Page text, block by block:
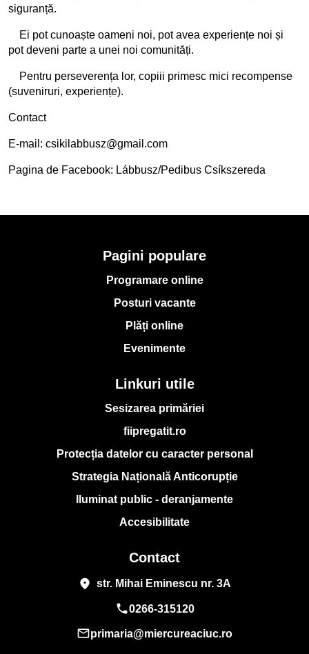
siguranță.
Ei pot cunoaște oameni noi, pot avea experiențe noi și
pot deveni parte a unei noi comunități.
Pentru perseverența lor, copiii primesc mici recompense
(suveniruri, experiențe).
Contact
E-mail: csikilabbusz@gmail.com
Pagina de Facebook: Lábbusz/Pedibus Csíkszereda
Pagini populare
Programare online
Posturi vacante
Plăți online
Evenimente
Linkuri utile
Sesizarea primăriei
fiipregatit.ro
Protecția datelor cu caracter personal
Strategia Națională Anticorupție
Iluminat public - deranjamente
Accesibilitate
Contact
place str. Mihai Eminescu nr. 3A
phone0266-315120
mail_outlineprimaria@miercureaciuc.ro